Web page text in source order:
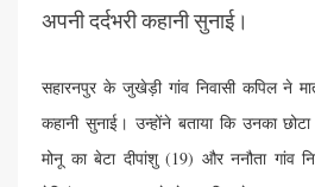
अपनी दर्दभरी कहानी सुनाई।
सहारनपुर के जुखेड़ी गांव निवासी कपिल ने
कहानी सुनाई। उन्होंने बताया कि उनका
मोनू का बेटा दीपांशु (19) और ननौता गांव